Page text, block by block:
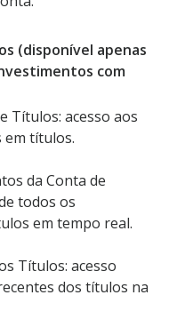
(disponível apenas
com
acesso aos
em títulos.
da Conta de
todos os
em tempo real.
Títulos: acesso
dos títulos na